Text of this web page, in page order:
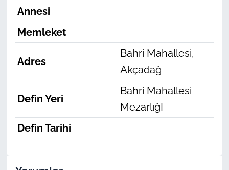
Annesi
Memleket
Adres
Bahri Mahallesi,
Akçadağ
Defin Yeri
Bahri Mahallesi
MezarlığI
Defin Tarihi